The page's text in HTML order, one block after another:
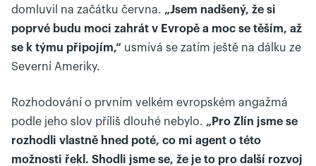
domluvil na začátku června. „Jsem nadšený, že si
poprvé budu moci zahrát v Evropě a moc se těším, až
se k týmu připojím,“ usmívá se zatím ještě na dálku ze
Severní Ameriky.
Rozhodování o prvním velkém evropském angažmá
podle jeho slov příliš dlouhé nebylo. „Pro Zlín jsme se
rozhodli vlastně hned poté, co mi agent o této
možnosti řekl. Shodli jsme se, že je to pro další rozvoj